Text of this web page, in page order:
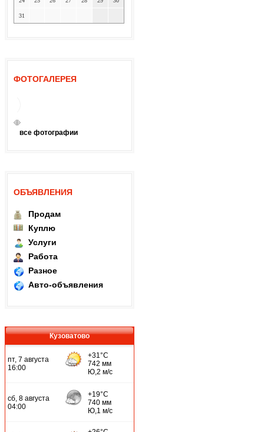
31
ФОТОГАЛЕРЕЯ
все фотографии
ОБЪЯВЛЕНИЯ
Продам
Куплю
Услуги
Работа
Разное
Авто-объявления
Кузоватово